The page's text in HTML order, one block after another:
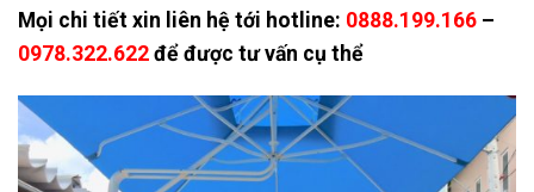
Mọi chi tiết xin liên hệ tới hotline: 0888.199.166 –
0978.322.622 để được tư vấn cụ thể